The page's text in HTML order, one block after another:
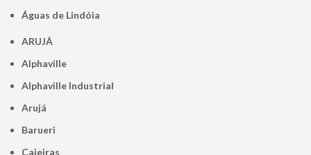
Águas de Lindóia
ARUJÁ
Alphaville
Alphaville Industrial
Arujá
Barueri
Caieiras